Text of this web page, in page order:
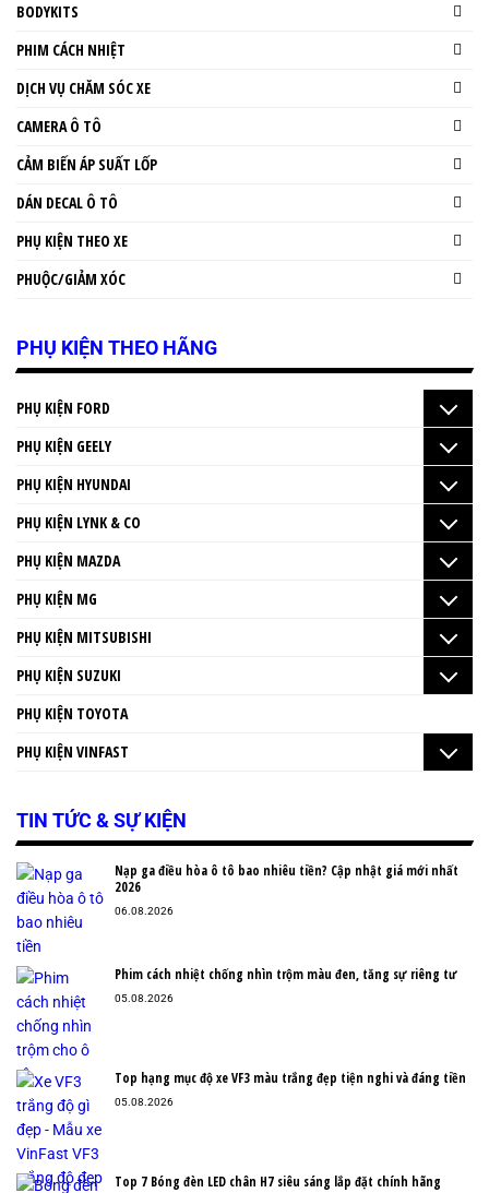
BODYKITS
PHIM CÁCH NHIỆT
DỊCH VỤ CHĂM SÓC XE
CAMERA Ô TÔ
CẢM BIẾN ÁP SUẤT LỐP
DÁN DECAL Ô TÔ
PHỤ KIỆN THEO XE
PHUỘC/GIẢM XÓC
PHỤ KIỆN THEO HÃNG
PHỤ KIỆN FORD
PHỤ KIỆN GEELY
PHỤ KIỆN HYUNDAI
PHỤ KIỆN LYNK & CO
PHỤ KIỆN MAZDA
PHỤ KIỆN MG
PHỤ KIỆN MITSUBISHI
PHỤ KIỆN SUZUKI
PHỤ KIỆN TOYOTA
PHỤ KIỆN VINFAST
TIN TỨC & SỰ KIỆN
Nạp ga điều hòa ô tô bao nhiêu tiền? Cập nhật giá mới nhất
2026
06.08.2026
Phim cách nhiệt chống nhìn trộm màu đen, tăng sự riêng tư
05.08.2026
Top hạng mục độ xe VF3 màu trắng đẹp tiện nghi và đáng tiền
05.08.2026
Top 7 Bóng đèn LED chân H7 siêu sáng lắp đặt chính hãng